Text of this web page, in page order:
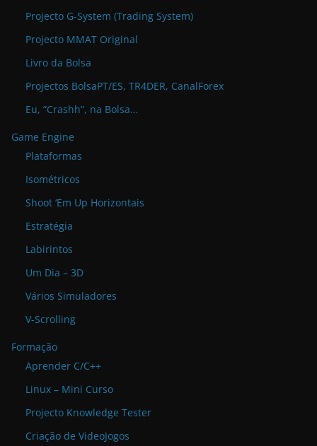
Projecto G-System (Trading System)
Projecto MMAT Original
Livro da Bolsa
Projectos BolsaPT/ES, TR4DER, CanalForex
Eu, “Crashh”, na Bolsa…
Game Engine
Plataformas
Isométricos
Shoot ‘Em Up Horizontais
Estratégia
Labirintos
Um Dia – 3D
Vários Simuladores
V-Scrolling
Formação
Aprender C/C++
Linux – Mini Curso
Projecto Knowledge Tester
Criação de VideoJogos